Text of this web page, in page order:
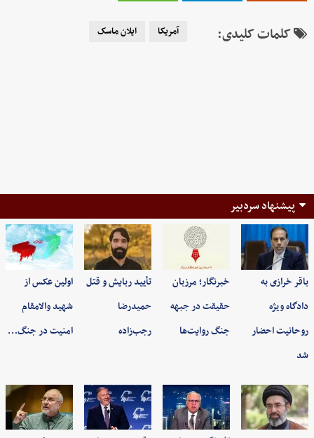
کلمات کلیدی: آمریکا ایلان ماسک
پیشنهاد سردبیر
باقر خرازی به
دادگاه ویژه
روحانیت احضار
شد
خبرنگار؛ مرزبان
حقیقت در جبهه
جنگ روایت‌ها
تأیید ربایش و قتل
حمیدرضا
رجب‌زاده
اولین عکس از
شهید والامقام
امنیت در جنگ…